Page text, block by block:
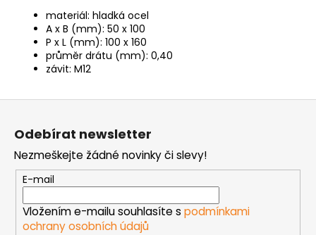
materiál: hladká ocel
A x B (mm): 50 x 100
P x L (mm): 100 x 160
průměr drátu (mm): 0,40
závit: M12
Z
Odebírat newsletter
Nezmeškejte žádné novinky či slevy!
E-mail
Vložením e-mailu souhlasíte s podmínkami
ochrany osobních údajů